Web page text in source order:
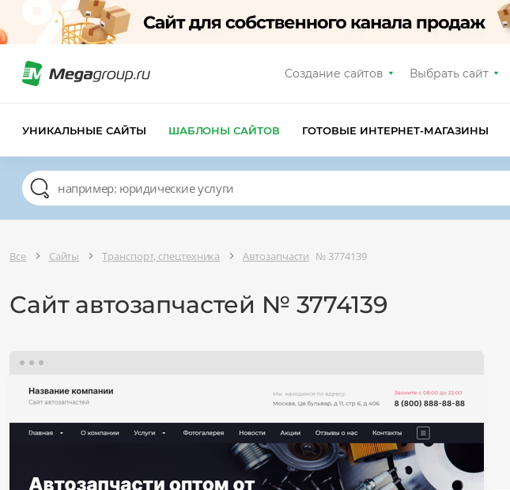
Создание сайтов Выбрать сайт
УНИКАЛЬНЫЕ САЙТЫ ШАБЛОНЫ САЙТОВ ГОТОВЫЕ ИНТЕРНЕТ-МАГАЗИНЫ
Все Сайты Транспорт, спецтехника Автозапчасти № 3774139
Сайт автозапчастей № 3774139